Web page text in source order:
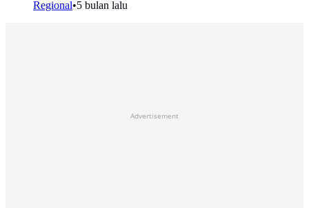
Regional•5 bulan lalu
Advertisement